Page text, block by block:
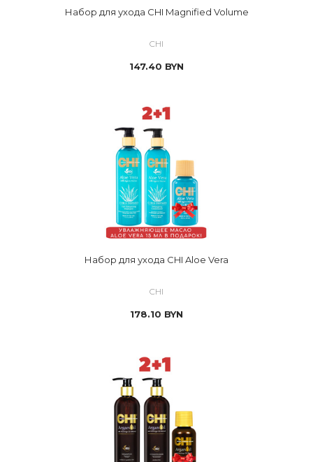
Набор для ухода CHI Magnified Volume
CHI
147.40 BYN
Набор для ухода CHI Aloe Vera
CHI
178.10 BYN